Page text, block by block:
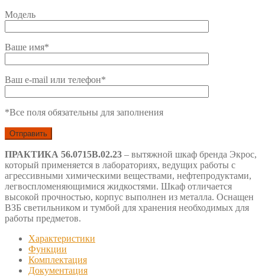
Модель
Ваше имя*
Ваш e-mail или телефон*
*Все поля обязательны для заполнения
ПРАКТИКА 56.0715В.02.23 – вытяжной шкаф бренда Экрос,
который применяется в лабораториях, ведущих работы с
агрессивными химическими веществами, нефтепродуктами,
легвоспломеняющимися жидкостями. Шкаф отличается
высокой прочностью, корпус выполнен из металла. Оснащен
ВЗБ светильником и тумбой для хранения необходимых для
работы предметов.
Характеристики
Функции
Комплектация
Документация